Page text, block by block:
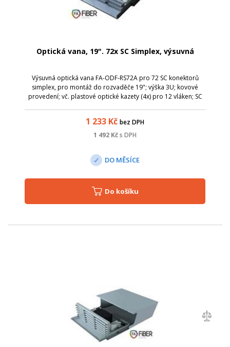
Optická vana, 19". 72x SC Simplex, výsuvná
Výsuvná optická vana FA-ODF-RS72A pro 72 SC konektorů
simplex, pro montáž do rozvaděče 19"; výška 3U; kovové
provedení; vč. plastové optické kazety (4x) pro 12 vláken; SC
1 233 Kč bez DPH
1 492 Kčs DPH
DO MĚSÍCE
Do košíku